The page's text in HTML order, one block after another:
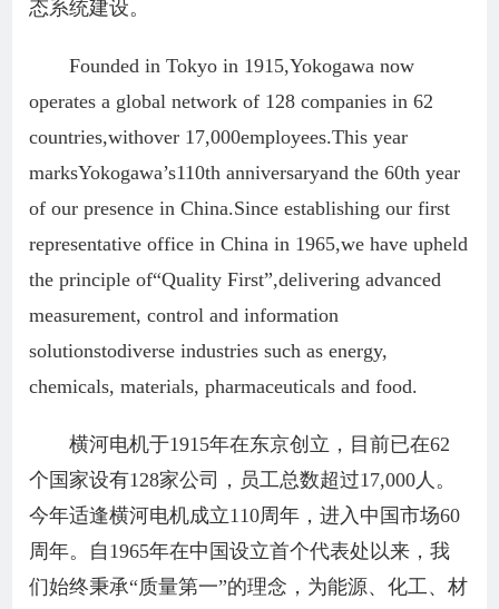
态系统建设。
Founded in Tokyo in 1915,Yokogawa now
operates a global network of 128 companies in 62
countries,withover 17,000employees.This year
marksYokogawa’s110th anniversaryand the 60th year
of our presence in China.Since establishing our first
representative office in China in 1965,we have upheld
the principle of“Quality First”,delivering advanced
measurement, control and information
solutionstodiverse industries such as energy,
chemicals, materials, pharmaceuticals and food.
横河电机于1915年在东京创立，目前已在62
个国家设有128家公司，员工总数超过17,000人。
今年适逢横河电机成立110周年，进入中国市场60
周年。自1965年在中国设立首个代表处以来，我
们始终秉承“质量第一”的理念，为能源、化工、材